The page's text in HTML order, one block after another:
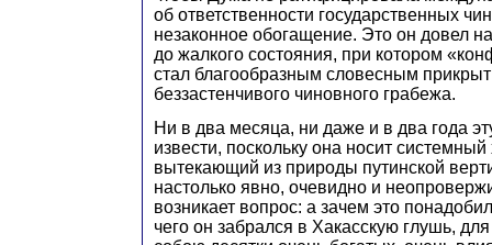
об ответственности государственных
незаконное обогащение. Это он довел
до жалкого состояния, при котором
стал благообразным словесным
беззастенчивого чиновного грабежа.
Ни в два месяца, ни даже и в два года
извести, поскольку она носит системный
вытекающий из природы путинской
настолько явно, очевидно и
возникает вопрос: а зачем это
чего он забрался в Хакасскую глушь,